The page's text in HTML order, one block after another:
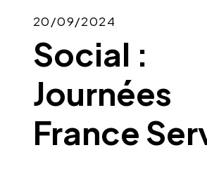
Social :
Journées
France
20/09/2024